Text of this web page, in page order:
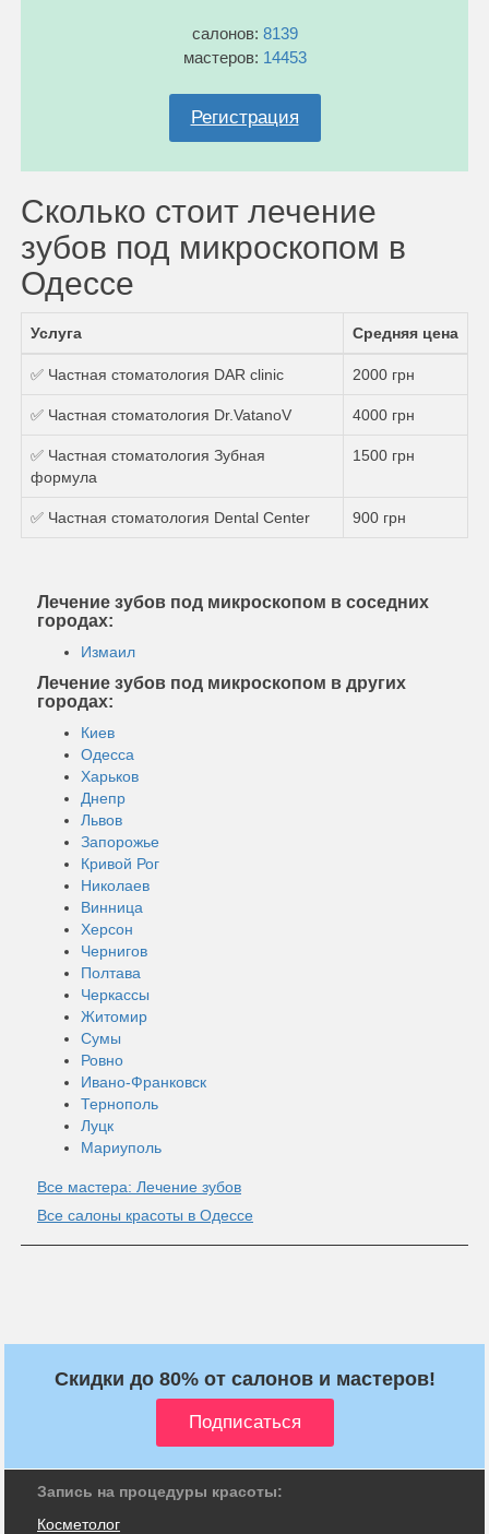
салонов: 8139
мастеров: 14453
Регистрация
Сколько стоит лечение
зубов под микроскопом в
Одессе
Услуга Средняя цена
✅ Частная стоматология DAR clinic 2000 грн
✅ Частная стоматология Dr.VatanoV 4000 грн
✅ Частная стоматология Зубная
формула
1500 грн
✅ Частная стоматология Dental Center 900 грн
Лечение зубов под микроскопом в соседних
городах:
Измаил
Лечение зубов под микроскопом в других
городах:
Киев
Одесса
Харьков
Днепр
Львов
Запорожье
Кривой Рог
Николаев
Винница
Херсон
Чернигов
Полтава
Черкассы
Житомир
Сумы
Ровно
Ивано-Франковск
Тернополь
Луцк
Мариуполь
Все мастера: Лечение зубов
Все салоны красоты в Одессе
Скидки до 80% от салонов и мастеров!
Запись на процедуры красоты:
Косметолог